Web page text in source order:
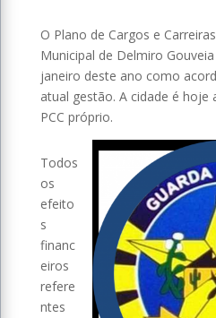
O Plano de Cargos e
Municipal de Delmiro
janeiro deste ano como
atual gestão. A cidade é
PCC próprio.
Todos
os
efeito
s
financ
eiros
refere
ntes